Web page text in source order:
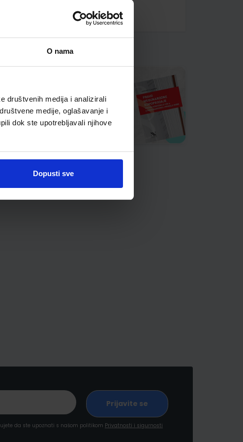
O nama
društvenih medija i analizirali
medije, oglašavanje i
dok ste upotrebljavali njihove
Dopusti sve
da ste upoznati s našom politikom Privatnosti i sigurnosti